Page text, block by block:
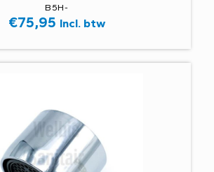
B5H-
€75,95 Incl. btw